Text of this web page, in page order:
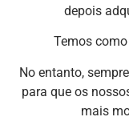
depois
Temos
No entanto,
para que os
mais